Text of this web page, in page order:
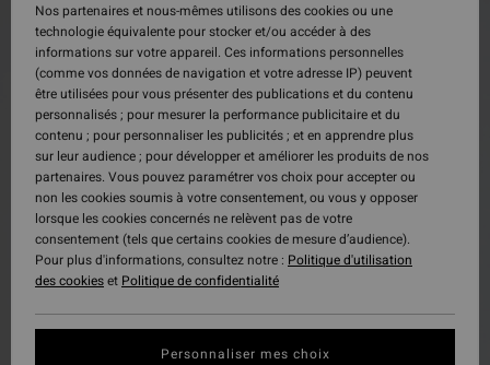
Nos partenaires et nous-mêmes utilisons des cookies ou une
technologie équivalente pour stocker et/ou accéder à des
informations sur votre appareil. Ces informations personnelles
(comme vos données de navigation et votre adresse IP) peuvent
être utilisées pour vous présenter des publications et du contenu
personnalisés ; pour mesurer la performance publicitaire et du
contenu ; pour personnaliser les publicités ; et en apprendre plus
sur leur audience ; pour développer et améliorer les produits de nos
partenaires. Vous pouvez paramétrer vos choix pour accepter ou
non les cookies soumis à votre consentement, ou vous y opposer
lorsque les cookies concernés ne relèvent pas de votre
consentement (tels que certains cookies de mesure d’audience).
Pour plus d'informations, consultez notre : Politique d'utilisation
des cookieset Politique de confidentialité
Personnaliser mes choix